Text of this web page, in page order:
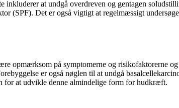
at undgå overdreven og gentagen
(SPF). Det er også vigtigt at regelmæssigt
opmærksom på symptomerne og risikofaktorerne
er også nøglen til at undgå
for at udvikle denne almindelige form for hudkræft.